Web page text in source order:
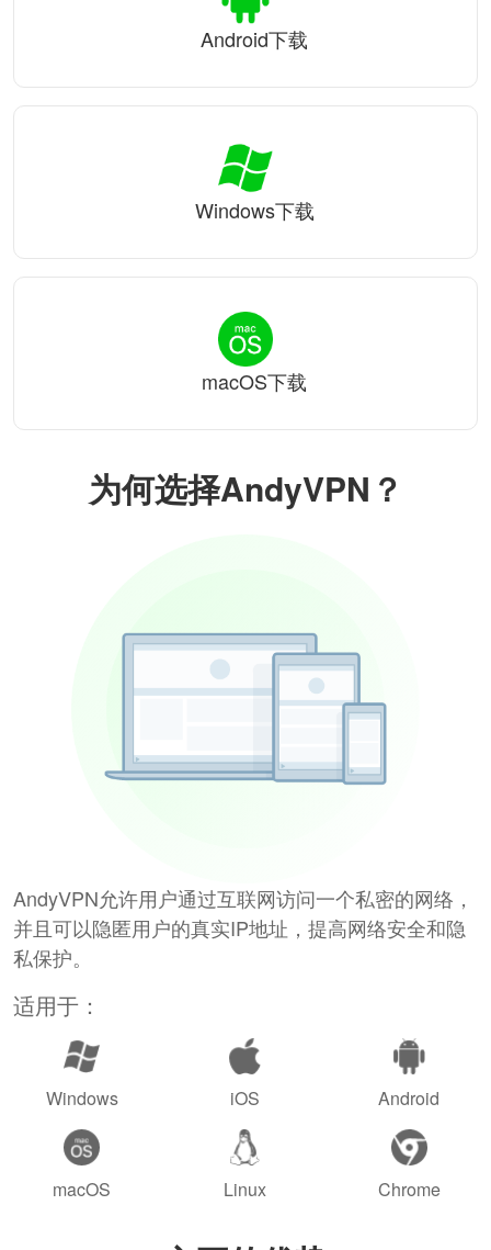
为何选择AndyVPN？
AndyVPN允许用户通过互联网访问一个私密的网络，
并且可以隐匿用户的真实IP地址，提高网络安全和隐
私保护。
适用于：
Windows iOS Android
macOS Linux Chrome
Android下载
Windows下载
macOS下载